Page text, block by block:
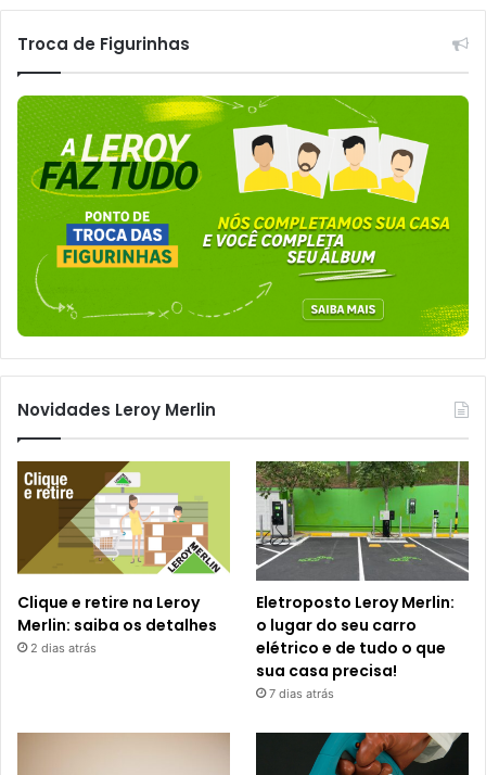
Troca de Figurinhas
Novidades Leroy Merlin
Clique e retire na Leroy
Merlin: saiba os detalhes
2 dias atrás
Eletroposto Leroy Merlin:
o lugar do seu carro
elétrico e de tudo o que
sua casa precisa!
7 dias atrás